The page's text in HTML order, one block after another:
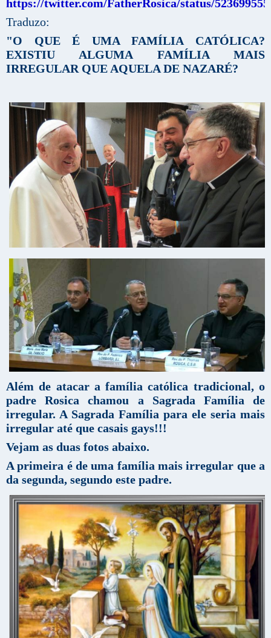
https://twitter.com/FatherRosica/status/
Traduzo:
"O QUE É UMA FAMÍLIA CATÓLICA?
EXISTIU ALGUMA FAMÍLIA MAIS
IRREGULAR QUE AQUELA DE NAZARÉ?
Além de atacar a família católica tradicional, o
padre Rosica chamou a Sagrada Família de
irregular. A Sagrada Família para ele seria mais
irregular até que casais gays!!!
Vejam as duas fotos abaixo.
A primeira é de uma família mais irregular que a
da segunda, segundo este padre.